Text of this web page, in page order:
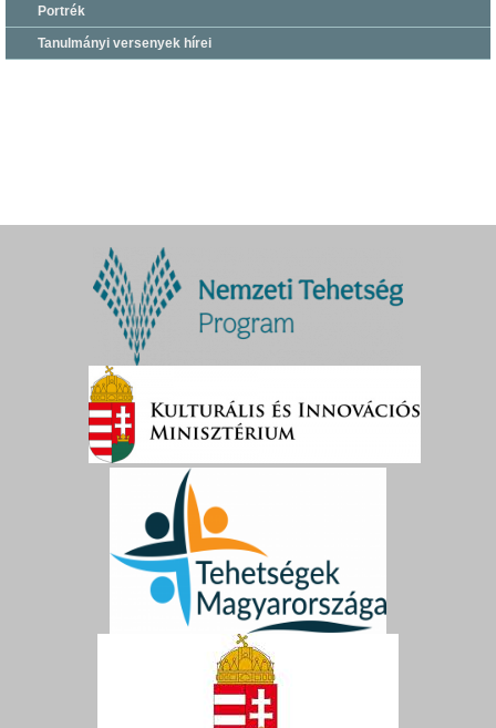
Portrék
Tanulmányi versenyek hírei